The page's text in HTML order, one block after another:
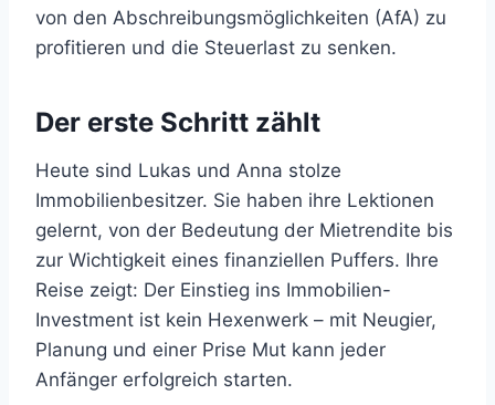
von den Abschreibungsmöglichkeiten (AfA) zu
profitieren und die Steuerlast zu senken.
Der erste Schritt zählt
Heute sind Lukas und Anna stolze
Immobilienbesitzer. Sie haben ihre Lektionen
gelernt, von der Bedeutung der Mietrendite bis
zur Wichtigkeit eines finanziellen Puffers. Ihre
Reise zeigt: Der Einstieg ins Immobilien-
Investment ist kein Hexenwerk – mit Neugier,
Planung und einer Prise Mut kann jeder
Anfänger erfolgreich starten.